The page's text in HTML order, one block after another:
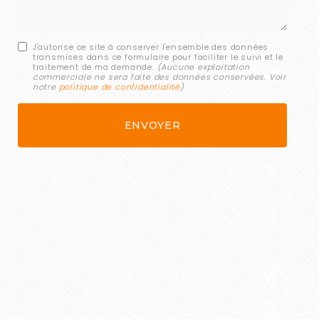
J'autorise ce site à conserver l'ensemble des données
transmises dans ce formulaire pour faciliter le suivi et le
traitement de ma demande. (Aucune exploitation
commerciale ne sera faite des données conservées. Voir
notre politique de confidentialité)